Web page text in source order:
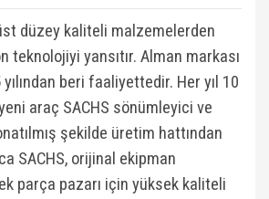
düzey kaliteli malzemelerden
yansıtır. Alman markası
beri faaliyettedir. Her yıl 10
araç SACHS sönümleyici ve
şekilde üretim hattından
SACHS, orijinal ekipman
parça pazarı için yüksek kaliteli